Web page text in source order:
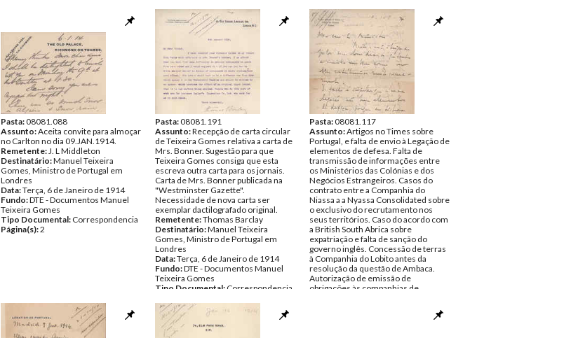
Fundo:
DTE - Documentos Manuel
Teixeira Gomes
Tipo Documental:Correspondencia
Página(s):
6
Pasta:08081.088
Assunto:Aceita convite para almoçar
no Carlton no dia 09.JAN.1914.
Remetente:J. L Middleton
Destinatário:Manuel Teixeira
Gomes, Ministro de Portugal em
Londres
Data:Terça, 6 de Janeiro de 1914
Fundo:DTE - Documentos Manuel
Teixeira Gomes
Tipo Documental: Correspondencia
Página(s):2
Pasta:08081.191
Assunto:Recepção de carta circular
de Teixeira Gomes relativa a carta de
Mrs. Bonner. Sugestão para que
Teixeira Gomes consiga que esta
escreva outra carta para os jornais.
Carta de Mrs. Bonner publicada na
"Westminster Gazette".
Necessidade de nova carta ser
exemplar dactilografado original.
Remetente:Thomas Barclay
Destinatário:Manuel Teixeira
Gomes, Ministro de Portugal em
Londres
Data:Terça, 6 de Janeiro de 1914
Fundo:DTE - Documentos Manuel
Teixeira Gomes
Tipo Documental: Correspondencia
Pasta:08081.117
Assunto:Artigos no Times sobre
Portugal, e falta de envio à Legação de
elementos de defesa. Falta de
transmissão de informações entre
os Ministérios das Colónias e dos
Negócios Estrangeiros. Casos do
contrato entre a Companhia do
Niassa a a Nyassa Consolidated sobre
o exclusivo do recrutamento nos
seus territórios. Caso do acordo com
a British South Abrica sobre
expatriação e falta de sanção do
governo inglês. Concessão de terras
à Companhia do Lobito antes da
resolução da questão de Ambaca.
Autorização de emissão de
obrigações às companhias de
Negócios Estrangeiros. Agitação da